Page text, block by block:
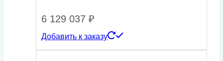
6 129 037 ₽
Добавить к заказу